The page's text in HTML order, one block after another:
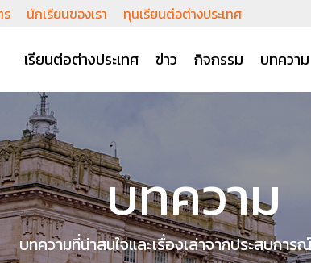
นักเรียนของเรา ทุนเรียนต่อต่างประเทศ
เรียนต่อต่างประเทศ ข่าว กิจกรรม บทความ
บทความ
บทความที่น่าสนใจและเรื่องเล่าจากประสบกา